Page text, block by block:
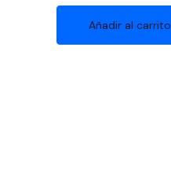
Añadir al carrito